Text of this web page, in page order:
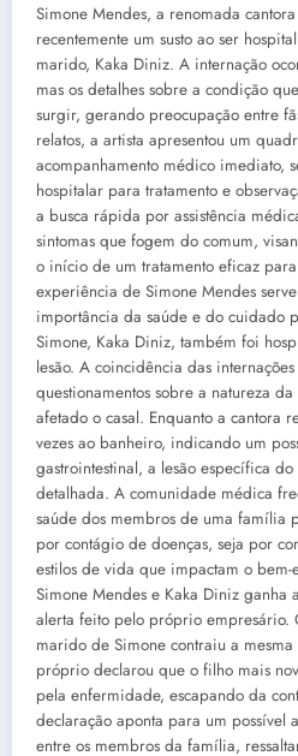
Simone Mendes, a renomada
recentemente um susto ao ser
marido, Kaka Diniz. A internação
mas os detalhes sobre a condição
surgir, gerando preocupação entre
relatos, a artista apresentou um
acompanhamento médico imediato,
hospitalar para tratamento e
a busca rápida por assistência
sintomas que fogem do comum,
o início de um tratamento eficaz
experiência de Simone Mendes
importância da saúde e do cuidado
Simone, Kaka Diniz, também foi
lesão. A coincidência das
questionamentos sobre a natureza
afetado o casal. Enquanto a cantora
vezes ao banheiro, indicando um
gastrointestinal, a lesão específica
detalhada. A comunidade médica
saúde dos membros de uma família
por contágio de doenças, seja por
estilos de vida que impactam o
Simone Mendes e Kaka Diniz ganha
alerta feito pelo próprio empresário.
marido de Simone contraiu a
próprio declarou que o filho mais
pela enfermidade, escapando da
declaração aponta para um possível
entre os membros da família,